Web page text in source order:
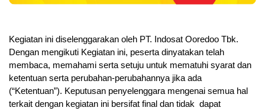
Kegiatan ini diselenggarakan oleh PT. Indosat Ooredoo Tbk.
Dengan mengikuti Kegiatan ini, peserta dinyatakan telah
membaca, memahami serta setuju untuk mematuhi syarat dan
ketentuan serta perubahan-perubahannya jika ada
(“Ketentuan”). Keputusan penyelenggara mengenai semua hal
terkait dengan kegiatan ini bersifat final dan tidak  dapat